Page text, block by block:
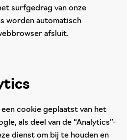
surfgedrag van onze
worden automatisch
afsluit.
cookie geplaatst van het
als deel van de “Analytics”-
dienst om bij te houden en